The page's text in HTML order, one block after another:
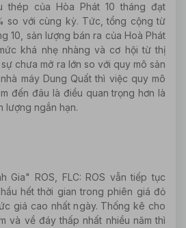
thép của Hòa Phát 10 tháng đạt
so với cùng kỳ. Tức, tổng cộng từ
10, sản lượng bán ra của Hoà Phát
khá nhẹ nhàng và cơ hội từ thị
chưa mở ra lớn so với quy mô sản
máy Dung Quất thì việc quy mô
đến đâu là điều quan trọng hơn là
lượng ngắn hạn.
Gia" ROS, FLC: ROS vẫn tiếp tục
hết thời gian trong phiên giá đỏ
giá cao nhất ngày. Thống kê cho
và về đáy thấp nhất nhiều năm thì